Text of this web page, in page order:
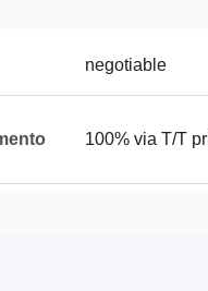
negotiable
100% via T/T